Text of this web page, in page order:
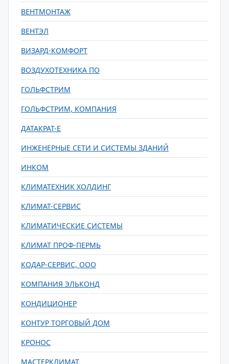
ВЕНТМОНТАЖ
ВЕНТЭЛ
ВИЗАРД-КОМФОРТ
ВОЗДУХОТЕХНИКА ПО
ГОЛЬФСТРИМ
ГОЛЬФСТРИМ, КОМПАНИЯ
ДАТАКРАТ-Е
ИНЖЕНЕРНЫЕ СЕТИ И СИСТЕМЫ ЗДАНИЙ
ИНКОМ
КЛИМАТЕХНИК ХОЛДИНГ
КЛИМАТ-СЕРВИС
КЛИМАТИЧЕСКИЕ СИСТЕМЫ
КЛИМАТ ПРОФ-ПЕРМЬ
КОДАР-СЕРВИС, ООО
КОМПАНИЯ ЭЛЬКОНД
КОНДИЦИОНЕР
КОНТУР ТОРГОВЫЙ ДОМ
КРОНОС
МАСТЕРКЛИМАТ